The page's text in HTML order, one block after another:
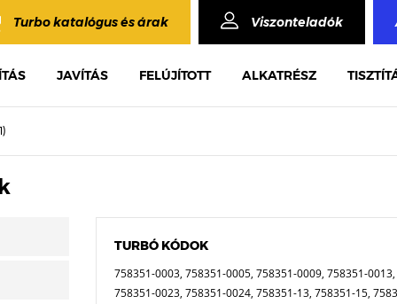
Turbo katalógus és árak Viszonteladók
JAVÍTÁS FELÚJÍTOTT ALKATRÉSZ
TURBÓ KÓDOK
758351-0003, 758351-0005, 758351-0009, 758351-
758351-0023, 758351-0024, 758351-13, 758351-15,